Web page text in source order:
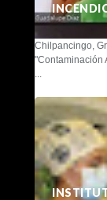
Chilpancingo,
"Contaminación